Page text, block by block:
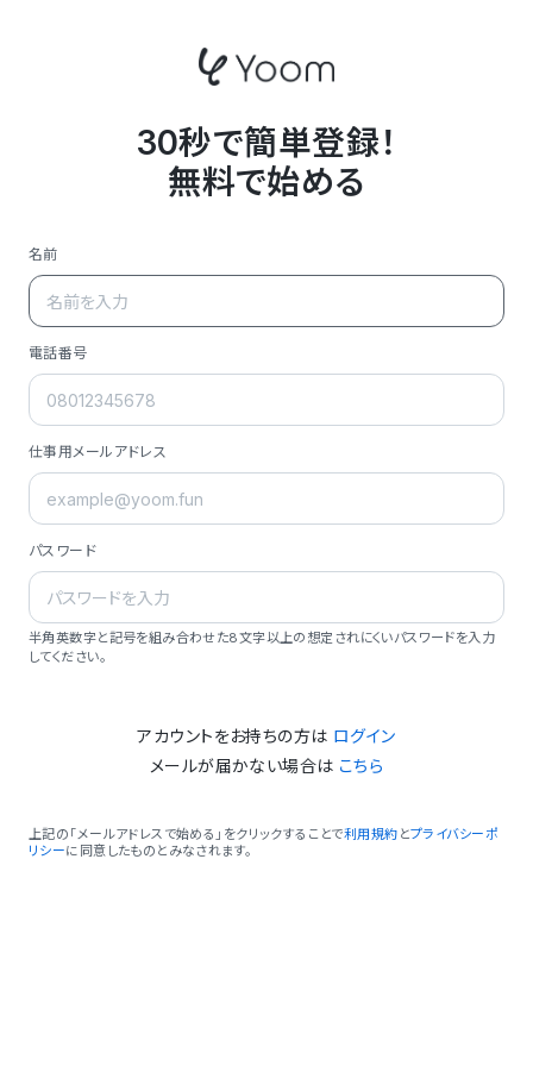
30秒で簡単登録！
無料で始める
名前
電話番号
仕事用メールアドレス
パスワード
半角英数字と記号を組み合わせた8文字以上の想定されにくいパスワードを入力
してください。
アカウントをお持ちの方は ログイン
メールが届かない場合は こちら
上記の「メールアドレスで始める」をクリックすることで利用規約 とプライバシーポ
リシーに同意したものとみなされます。